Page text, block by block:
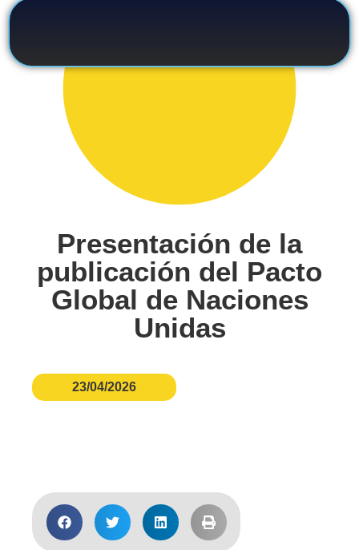
Presentación de la
publicación del Pacto
Global de Naciones
Unidas
23/04/2026